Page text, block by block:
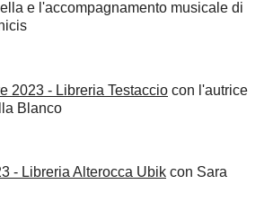
e l'accompagnamento musicale di
2023 - Libreria Testaccio con l'autrice
Blanco
- Libreria Alterocca Ubik con Sara